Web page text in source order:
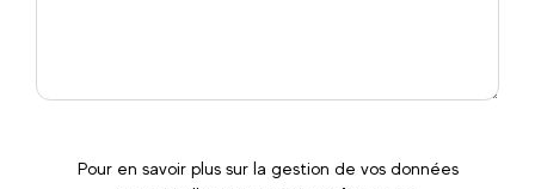
Pour en savoir plus sur la gestion de vos données